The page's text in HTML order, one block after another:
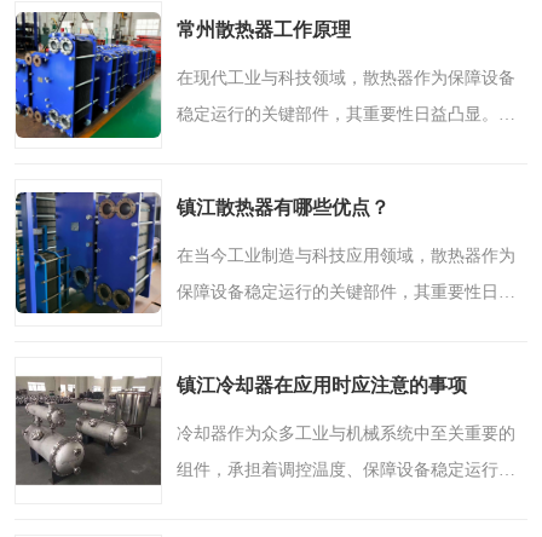
至关重要的角色。本..
常州散热器工作原理
在现代工业与科技领域，散热器作为保障设备
稳定运行的关键部件，其重要性日益凸显。无
适宜温度下工作，从..
镇江散热器有哪些优点？
在当今工业制造与科技应用领域，散热器作为
保障设备稳定运行的关键部件，其重要性日益
核心环节。镇江地区..
镇江冷却器在应用时应注意的事项
冷却器作为众多工业与机械系统中至关重要的
组件，承担着调控温度、保障设备稳定运行的